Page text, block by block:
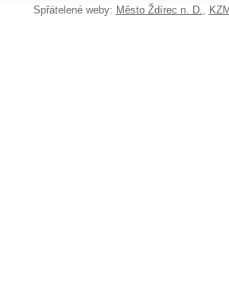
Spřátelené weby: Město Ždírec n. D.